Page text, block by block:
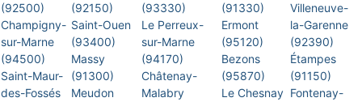
(92500)
Champigny-
sur-Marne
(94500)
Saint-Maur-
des-Fossés
(92150)
Saint-Ouen
(93400)
Massy
(91300)
Meudon
(93330)
Le Perreux-
sur-Marne
(94170)
Châtenay-
Malabry
(91330)
Ermont
(95120)
Bezons
(95870)
Le Chesnay
Villeneuve-
la-Garenne
(92390)
Étampes
(91150)
Fontenay-